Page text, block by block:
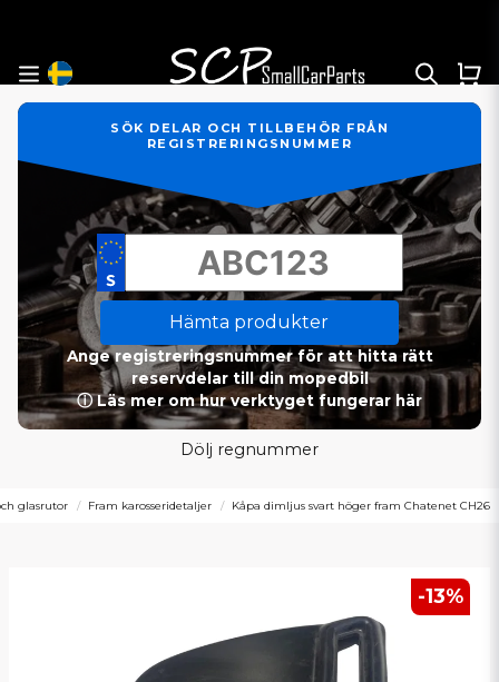
SÖK DELAR OCH TILLBEHÖR FRÅN
REGISTRERINGSNUMMER
Hämta produkter
Ange registreringsnummer för att hitta rätt
reservdelar till din mopedbil
ⓘ Läs mer om hur verktyget fungerar här
Dölj regnummer
glasrutor Fram karosseridetaljer Kåpa dimljus svart höger fram Chatenet CH26
-13%